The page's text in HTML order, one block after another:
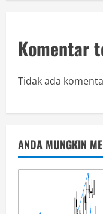
Komentar
Tidak ada
ANDA MUNGKIN